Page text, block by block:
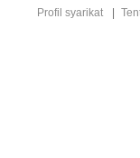
Profil syarikat